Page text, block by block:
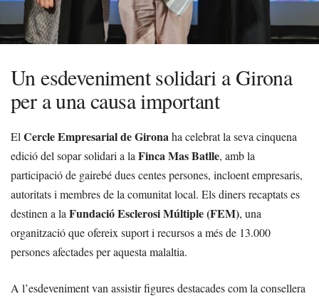
Un esdeveniment solidari a Girona
per a una causa important
El Cercle Empresarial de Gironaha celebrat la seva cinquena
edició del sopar solidari a la Finca Mas Batlle, amb la
participació de gairebé dues centes persones, incloent empresaris,
autoritats i membres de la comunitat local. Els diners recaptats es
destinen a la Fundació Esclerosi Múltiple (FEM), una
organització que ofereix suport i recursos a més de 13.000
persones afectades per aquesta malaltia.
A l’esdeveniment van assistir figures destacades com la consellera